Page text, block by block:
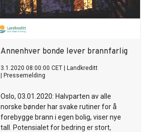
Annenhver bonde lever brannfarlig
3.1.2020 08:00:00 CET
Landkreditt
Pressemelding
Oslo, 03.01.2020: Halvparten av alle
norske bønder har svake rutiner for å
forebygge brann i egen bolig, viser nye
tall. Potensialet for bedring er stort,